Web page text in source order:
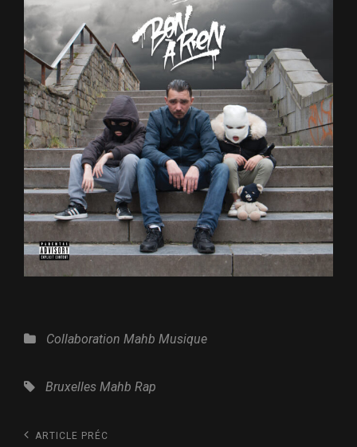
Catégories
Collaboration Mahb Musique
Tags,Bruxelles Mahb Rap
Navigation
Article
ARTICLE PRÉC